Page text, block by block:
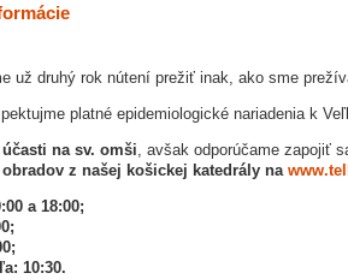
už druhý rok nútení prežiť inak, ako sme
platné epidemiologické nariadenia k
na sv. omši, avšak odporúčame zapojiť
z našej košickej katedrály na
a 18:00;
10:30.